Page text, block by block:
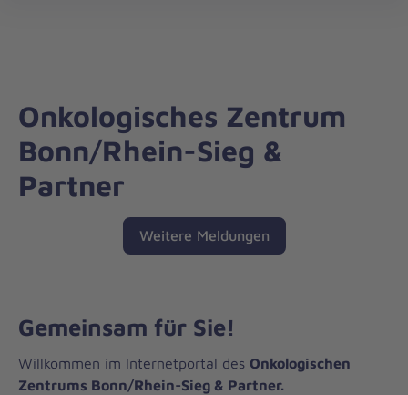
Onkologisches Zentrum
Bonn/Rhein-Sieg &
Partner
Weitere Meldungen
Gemeinsam für Sie!
Willkommen im Internetportal des Onkologischen
Zentrums Bonn/Rhein-Sieg & Partner.